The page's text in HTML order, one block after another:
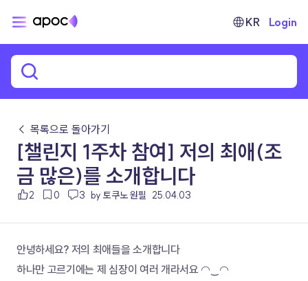
KR Login
← 목록으로 돌아가기
[챌린지 1주차 참여] 저의 최애(조
금 많은)를 소개합니다
2 0 3 by 토쿠노 원필 25.04.03
안녕하세요? 저의 최애들을 소개합니다
하나만 고르기에는 제 심장이 여러 개라서요 ◠‿◠